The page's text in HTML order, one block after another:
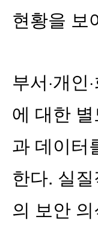
현황을 보
부서·개
에 대한
과 데이터
한다. 실
의 보안